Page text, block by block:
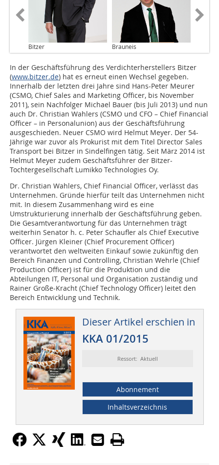
Bitzer Brauneis
In der Geschäftsführung des Verdichterherstellers Bitzer
(www.bitzer.de) hat es erneut einen Wechsel gegeben.
Innerhalb der letzten drei Jahre sind Hans-Peter Meurer
(CSMO, Chief Sales and Marketing Officer, bis November
2011), sein Nachfolger Michael Bauer (bis Juli 2013) und nun
auch Dr. Christian Wahlers (CSMO und CFO – Chief Financial
Officer – in Personalunion) aus der Geschäftsführung
ausgeschieden. Neuer CSMO wird Helmut Meyer. Der 54-
Jährige war zuvor als Prokurist mit dem Titel Director Sales
Transport bei Bitzer in Sindelfingen tätig. Seit März 2014 ist
Helmut Meyer zudem Geschäftsführer der Bitzer-
Tochtergesellschaft Lumikko Technologies Oy.
Dr. Christian Wahlers, Chief Financial Officer, verlässt das
Unternehmen. Gründe hierfür teilt das Unternehmen nicht
mit. In diesem Zusammenhang wird es eine
Umstrukturierung innerhalb der Geschäftsführung geben.
Die Gesamtverantwortung für das Unternehmen trägt
weiterhin Senator h. c. Peter Schaufler als Chief Executive
Officer. Jürgen Kleiner (Chief Procurement Officer)
verantwortet den weltweiten Einkauf sowie zukünftig den
Bereich Finanzen und Controlling, Christian Wehrle (Chief
Production Officer) ist für die Produktion und die
Abteilungen IT, Personal und Organisation zuständig und
Rainer Große-Kracht (Chief Technology Officer) leitet den
Bereich Entwicklung und Technik.
Dieser Artikel erschien in
KKA 01/2015
Ressort: Aktuell
Abonnement
Inhaltsverzeichnis